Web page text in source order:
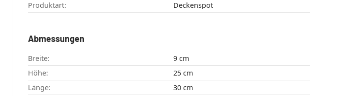
Produktart: Deckenspot
Abmessungen
Breite:
9 cm
Höhe:
25 cm
Länge:
30 cm